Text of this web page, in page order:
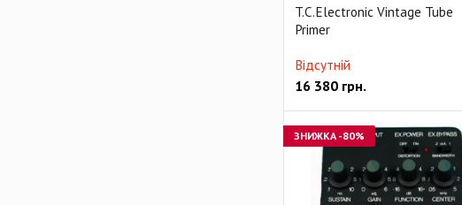
T.C.Electronic Vintage Tube
Primer
Відсутній
16 380 грн.
ЗНИЖКА -80%